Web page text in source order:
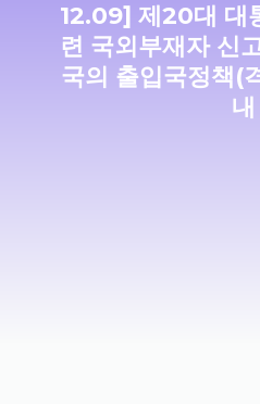
12.09] 제20대 대
련 국외부재자 신
국의 출입국정책(
내